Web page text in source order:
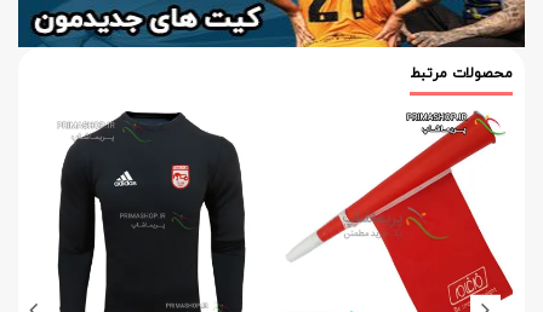
محصولات مرتبط